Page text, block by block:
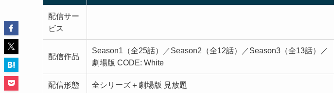
配信サー
ビス
配信作品
Season1（全25話）／Season2（全12話）／Season3（全13話）／
劇場版 CODE: White
配信形態 全シリーズ＋劇場版 見放題